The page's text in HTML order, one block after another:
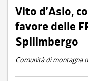
Vito d’Asio,
favore delle
Spilimbergo
Comunità di montagna